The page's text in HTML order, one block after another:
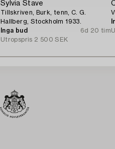
Sylvia Stave
Tillskriven, Burk, tenn, C. G.
Hallberg, Stockholm 1933.
Inga bud
6d 20 tim
Utropspris 2 500 SEK